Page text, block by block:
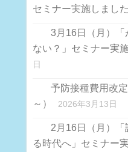
セミナー実施しました
3月16日（月）「
ない？」セミナー実
日
予防接種費用改
～）
2026年3月13日
2月16日（月）「
る時代へ」セミナー